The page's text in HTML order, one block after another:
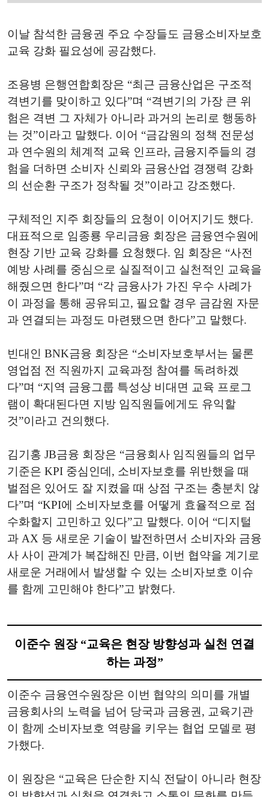
이날 참석한 금융권 주요 수장들도 금융소비자보호
교육 강화 필요성에 공감했다.
조용병 은행연합회장은 “최근 금융산업은 구조적
격변기를 맞이하고 있다”며 “격변기의 가장 큰 위
험은 격변 그 자체가 아니라 과거의 논리로 행동하
는 것”이라고 말했다. 이어 “금감원의 정책 전문성
과 연수원의 체계적 교육 인프라, 금융지주들의 경
험을 더하면 소비자 신뢰와 금융산업 경쟁력 강화
의 선순환 구조가 정착될 것”이라고 강조했다.
구체적인 지주 회장들의 요청이 이어지기도 했다.
대표적으로 임종룡 우리금융 회장은 금융연수원에
현장 기반 교육 강화를 요청했다. 임 회장은 “사전
예방 사례를 중심으로 실질적이고 실천적인 교육을
해줬으면 한다”며 “각 금융사가 가진 우수 사례가
이 과정을 통해 공유되고, 필요할 경우 금감원 자문
과 연결되는 과정도 마련됐으면 한다”고 말했다.
빈대인 BNK금융 회장은 “소비자보호부서는 물론
영업점 전 직원까지 교육과정 참여를 독려하겠
다”며 “지역 금융그룹 특성상 비대면 교육 프로그
램이 확대된다면 지방 임직원들에게도 유익할
것”이라고 건의했다.
김기홍 JB금융 회장은 “금융회사 임직원들의 업무
기준은 KPI 중심인데, 소비자보호를 위반했을 때
벌점은 있어도 잘 지켰을 때 상점 구조는 충분치 않
다”며 “KPI에 소비자보호를 어떻게 효율적으로 점
수화할지 고민하고 있다”고 말했다. 이어 “디지털
과 AX 등 새로운 기술이 발전하면서 소비자와 금융
사 사이 관계가 복잡해진 만큼, 이번 협약을 계기로
새로운 거래에서 발생할 수 있는 소비자보호 이슈
를 함께 고민해야 한다”고 밝혔다.
이준수 원장 “교육은 현장 방향성과 실천 연결
하는 과정”
이준수 금융연수원장은 이번 협약의 의미를 개별
금융회사의 노력을 넘어 당국과 금융권, 교육기관
이 함께 소비자보호 역량을 키우는 협업 모델로 평
가했다.
이 원장은 “교육은 단순한 지식 전달이 아니라 현장